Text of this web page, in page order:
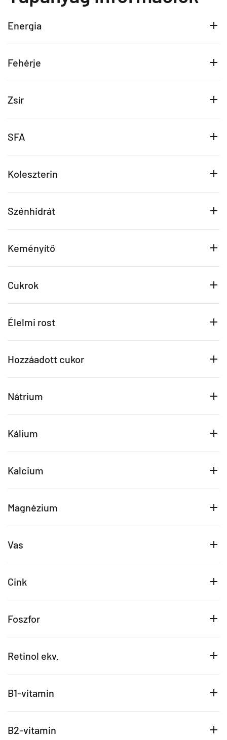
Energia
Fehérje
Zsír
SFA
Koleszterin
Szénhidrát
Keményítő
Cukrok
Élelmi rost
Hozzáadott cukor
Nátrium
Kálium
Kalcium
Magnézium
Vas
Cink
Foszfor
Retinol ekv.
B1-vitamin
B2-vitamin